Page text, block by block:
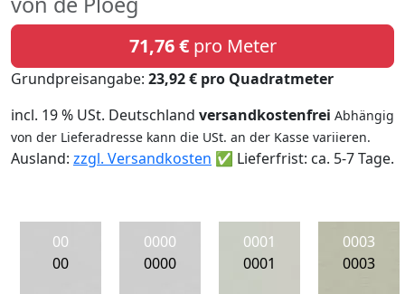
71,76 €pro Meter
Grundpreisangabe: 23,92 € pro Quadratmeter
incl. 19 % USt. Deutschland versandkostenfrei Abhängig
von der Lieferadresse kann die USt. an der Kasse variieren.
Ausland: zzgl. Versandkosten ✅ Lieferfrist: ca. 5-7 Tage.
00
00
0000
0000
0001
0001
0003
0003